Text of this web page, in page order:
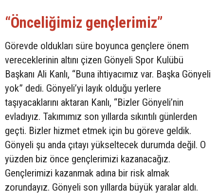
“Önceliğimiz gençlerimiz”
Görevde oldukları süre boyunca gençlere önem
vereceklerinin altını çizen Gönyeli Spor Kulübü
Başkanı Ali Kanlı, “Buna ihtiyacımız var. Başka Gönyeli
yok” dedi. Gönyeli’yi layık olduğu yerlere
taşıyacaklarını aktaran Kanlı, “Bizler Gönyeli’nin
evladıyız. Takımımız son yıllarda sıkıntılı günlerden
geçti. Bizler hizmet etmek için bu göreve geldik.
Gönyeli şu anda çıtayı yükseltecek durumda değil. O
yüzden biz önce gençlerimizi kazanacağız.
Gençlerimizi kazanmak adına bir risk almak
zorundayız. Gönyeli son yıllarda büyük yaralar aldı.